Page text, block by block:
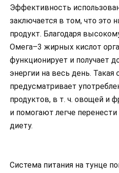
Эффективность
заключается в том, что это
продукт. Благодаря
Омега–3 жирных кислот
функционирует и получает
энергии на весь день. Такая
предусматривает
продуктов, в т. ч. овощей и
и помогают легче
диету.
Система питания на тунце